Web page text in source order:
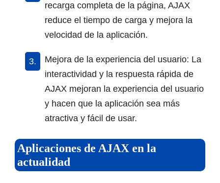
recarga completa de la página, AJAX
reduce el tiempo de carga y mejora la
velocidad de la aplicación.
Mejora de la experiencia del usuario: La
interactividad y la respuesta rápida de
AJAX mejoran la experiencia del usuario
y hacen que la aplicación sea más
atractiva y fácil de usar.
Aplicaciones de AJAX en la
actualidad